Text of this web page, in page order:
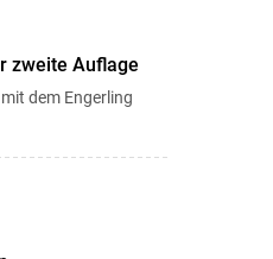
zweite Auflage
dem Engerling